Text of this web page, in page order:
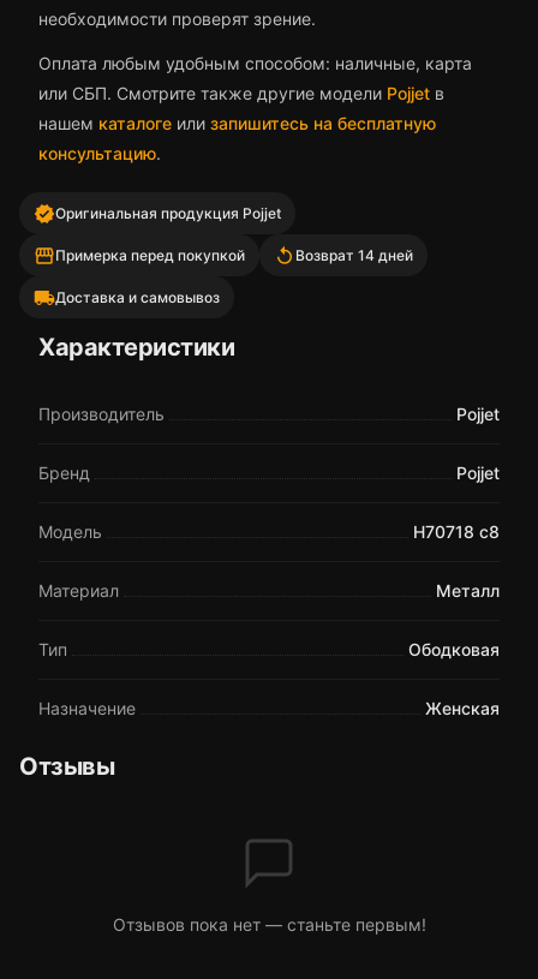
необходимости проверят зрение.
Оплата любым удобным способом: наличные, карта
или СБП. Смотрите также другие модели Pojjet в
нашем каталоге или запишитесь на бесплатную
консультацию.
verifiedОригинальная продукция Pojjet
storefrontПримерка перед покупкой replay Возврат 14 дней
local_shippingДоставка и самовывоз
Характеристики
Производитель Pojjet
Бренд Pojjet
Модель H70718 c8
Материал Металл
Тип Ободковая
Назначение Женская
Отзывы
Отзывов пока нет — станьте первым!